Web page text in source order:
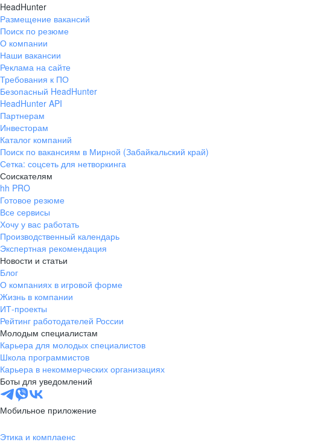
HeadHunter
Размещение вакансий
Поиск по резюме
О компании
Наши вакансии
Реклама на сайте
Требования к ПО
Безопасный HeadHunter
HeadHunter API
Партнерам
Инвесторам
Каталог компаний
Поиск по вакансиям в Мирной (Забайкальский край)
Сетка: соцсеть для нетворкинга
Соискателям
hh PRO
Готовое резюме
Все сервисы
Хочу у вас работать
Производственный календарь
Экспертная рекомендация
Новости и статьи
Блог
О компаниях в игровой форме
Жизнь в компании
ИТ-проекты
Рейтинг работодателей России
Молодым специалистам
Карьера для молодых специалистов
Школа программистов
Карьера в некоммерческих организациях
Боты для уведомлений
Мобильное приложение
Этика и комплаенс